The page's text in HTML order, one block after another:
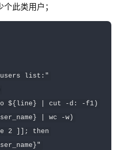
此类用户；
users list:"
${ line } cut - d : - f1 )
} wc -w )
2 ]];
then